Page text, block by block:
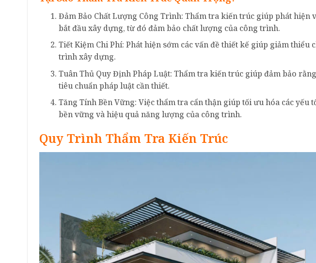
Đảm Bảo Chất Lượng Công Trình: Thẩm tra kiến trúc giúp phát hiện
bắt đầu xây dựng, từ đó đảm bảo chất lượng của công trình.
Tiết Kiệm Chi Phí: Phát hiện sớm các vấn đề thiết kế giúp giảm
trình xây dựng.
Tuân Thủ Quy Định Pháp Luật: Thẩm tra kiến trúc giúp đảm bảo
tiêu chuẩn pháp luật cần thiết.
Tăng Tính Bền Vững: Việc thẩm tra cẩn thận giúp tối ưu hóa các yếu
bền vững và hiệu quả năng lượng của công trình.
Quy Trình Thẩm Tra Kiến Trúc